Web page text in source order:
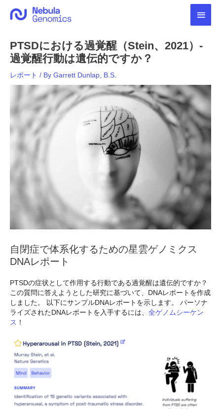
メ
ン
ニ
ュ
ー
PTSDにおける過覚醒（Stein、2021）-
過覚醒行動は遺伝的ですか？
レポート / By Garrett Dunlap, B.S.
自閉症で体系化するための星雲ゲノミクス
DNAレポート
PTSDの症状として作用する行動である過覚醒は遺伝的ですか？
この質問に答えようとした研究に基づいて、DNAレポートを作成
しました。 以下にサンプルDNAレポートを示します。 パーソナ
ライズされたDNAレポートを入手するには、 全ゲノムシーケン
ス ！